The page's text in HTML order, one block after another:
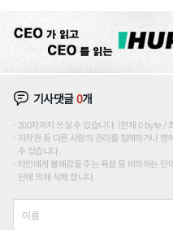
기사댓글0개
200자까지 쓰실 수 있습니다. (현재 0 byte /
저작권 등 다른 사람의 권리를 침해하거나
수 있습니다.
타인에게 불쾌감을 주는 욕설 등 비하하는
단에 의해 삭제 합니다.